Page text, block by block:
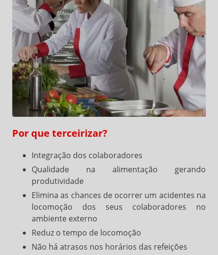
Por que terceirizar?
Integração dos colaboradores
Qualidade na alimentação gerando
produtividade
Elimina as chances de ocorrer um acidentes na
locomoção dos seus colaboradores no
ambiente externo
Reduz o tempo de locomoção
Não há atrasos nos horários das refeições